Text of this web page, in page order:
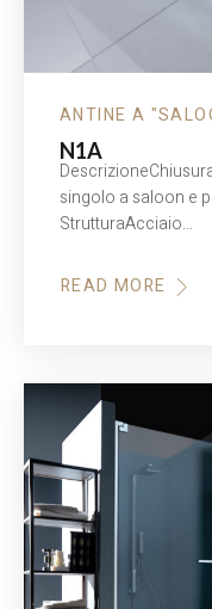
ANTINE A
N1A
singolo a saloon e
StrutturaAcciaio…
READ MORE